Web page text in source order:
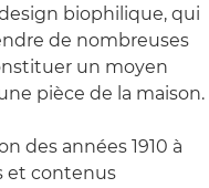
biophilique, qui
de nombreuses
un moyen
pièce de la maison.
des années 1910 à
et contenus